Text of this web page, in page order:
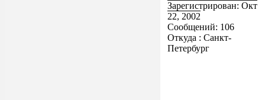
Зарегистрирован: Окт
22, 2002
Сообщений: 106
Откуда : Санкт-
Петербург